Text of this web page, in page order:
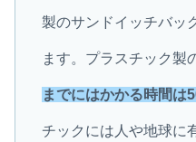
製のサンドイッチバッ
ます。プラスチック製
までにはかかる時間は
チックには人や地球に